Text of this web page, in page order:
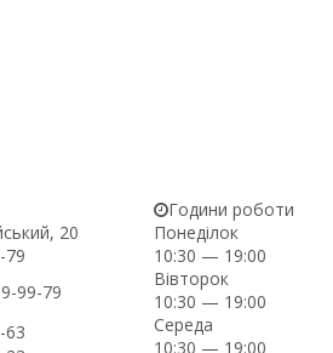
20
79
99-79
63
Години роботи
Понеділок
10:30 — 19:00
Вівторок
10:30 — 19:00
Середа
10:30 — 19:00